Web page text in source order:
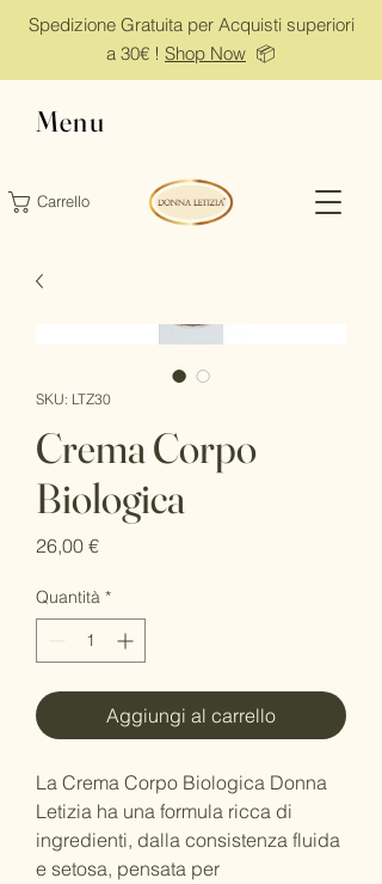
Spedizione Gratuita per Acquisti superiori
a 30€ ! Shop Now 📦
Carrello
Menu
SKU: LTZ30
Crema Corpo
Biologica
26,00 €Prezzo
Quantità *
Aggiungi al carrello
La Crema Corpo Biologica Donna
Letizia ha una formula ricca di
ingredienti, dalla consistenza fluida
e setosa, pensata per